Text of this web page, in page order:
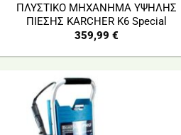
ΠΛΥΣΤΙΚΟ ΜΗΧΑΝΗΜΑ ΥΨΗΛΗΣ
ΠΙΕΣΗΣ KARCHER Κ6 Special
359,99 €